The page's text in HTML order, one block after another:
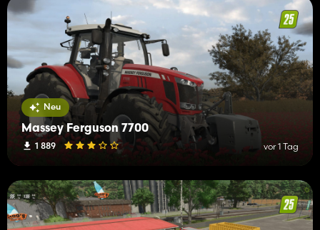
Neu
Massey Ferguson 7700
1 889 vor 1 Tag